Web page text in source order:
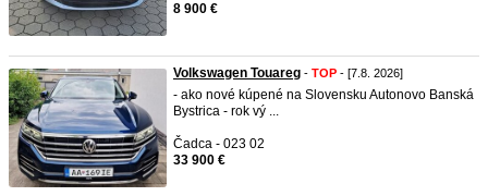
8 900 €
Volkswagen Touareg - TOP - [7.8. 2026]
- ako nové kúpené na Slovensku Autonovo Banská
Bystrica - rok vý ...
Čadca - 023 02
33 900 €